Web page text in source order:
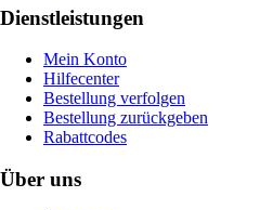
Dienstleistungen
Mein Konto
Hilfecenter
Bestellung verfolgen
Bestellung zurückgeben
Rabattcodes
Über uns